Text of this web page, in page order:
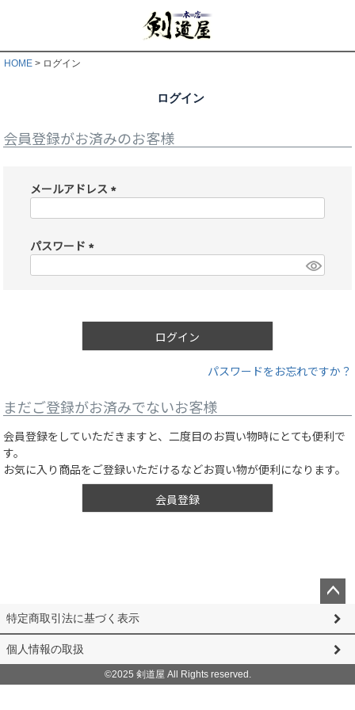
HOME ログイン
ログイン
会員登録がお済みのお客様
メールアドレス
)
パスワード
)
ログイン
パスワードをお忘れですか？
まだご登録がお済みでないお客様
会員登録をしていただきますと、二度目のお買い物時にとても便利で
す。
お気に入り商品をご登録いただけるなどお買い物が便利になります。
会員登録
ペー
ップ
へ
特定商取引法に基づく表示
個人情報の取扱
©2025 剣道屋 All Rights reserved.